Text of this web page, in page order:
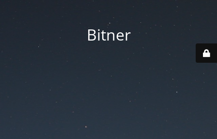
Bitner